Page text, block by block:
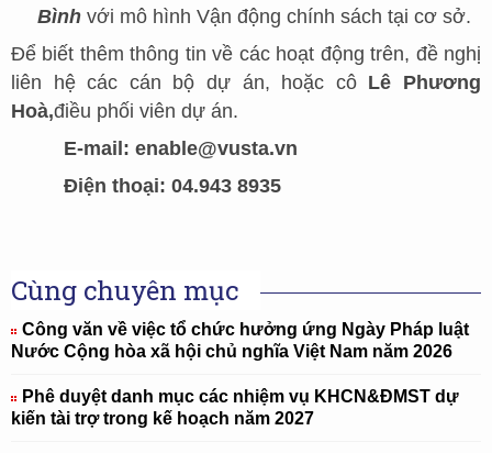
Bình với mô hình Vận động chính sách tại cơ sở.
Để biết thêm thông tin về các hoạt động trên, đề nghị
liên hệ các cán bộ dự án, hoặc cô Lê Phương
Hoà,điều phối viên dự án.
E-mail: enable@vusta.vn
Điện thoại: 04.943 8935
Cùng chuyên mục
Công văn về việc tổ chức hưởng ứng Ngày Pháp luật
Nước Cộng hòa xã hội chủ nghĩa Việt Nam năm 2026
Phê duyệt danh mục các nhiệm vụ KHCN&ĐMST dự
kiến tài trợ trong kế hoạch năm 2027